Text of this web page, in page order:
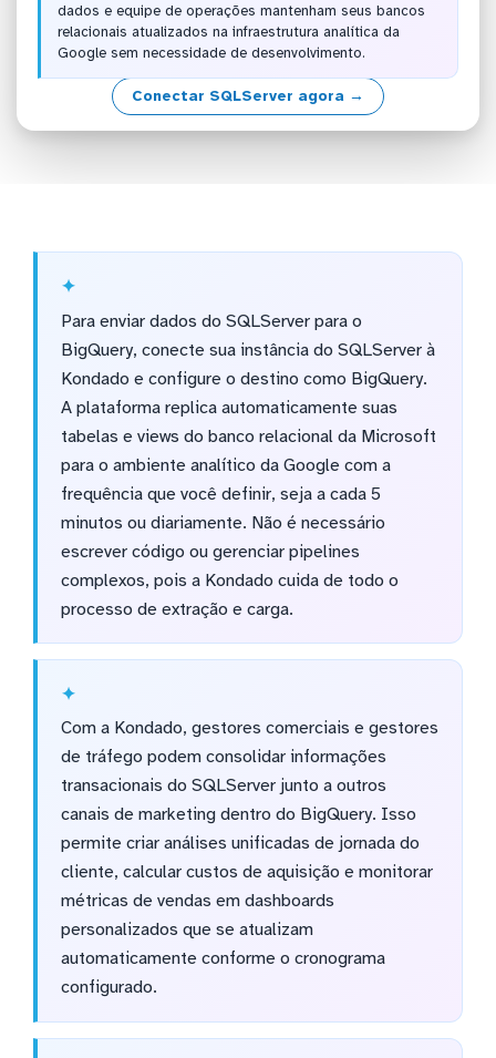
dados e equipe de operações mantenham seus bancos
relacionais atualizados na infraestrutura analítica da
Google sem necessidade de desenvolvimento.
Conectar SQLServer agora →
Para enviar dados do SQLServer para o
BigQuery, conecte sua instância do SQLServer à
Kondado e configure o destino como BigQuery.
A plataforma replica automaticamente suas
tabelas e views do banco relacional da Microsoft
para o ambiente analítico da Google com a
frequência que você definir, seja a cada 5
minutos ou diariamente. Não é necessário
escrever código ou gerenciar pipelines
complexos, pois a Kondado cuida de todo o
processo de extração e carga.
Com a Kondado, gestores comerciais e gestores
de tráfego podem consolidar informações
transacionais do SQLServer junto a outros
canais de marketing dentro do BigQuery. Isso
permite criar análises unificadas de jornada do
cliente, calcular custos de aquisição e monitorar
métricas de vendas em dashboards
personalizados que se atualizam
automaticamente conforme o cronograma
configurado.